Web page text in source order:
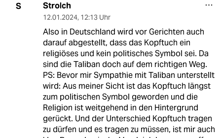
S Strolch
12.01.2024, 12:13 Uhr
Also in Deutschland wird vor Gerichten auch
darauf abgestellt, dass das Kopftuch ein
religiöses und kein politisches Symbol sei. Da
sind die Taliban doch auf dem richtigen Weg.
PS: Bevor mir Sympathie mit Taliban unterstellt
wird: Aus meiner Sicht ist das Kopftuch längst
zum politischen Symbol geworden und die
Religion ist weitgehend in den Hintergrund
gerückt. Und der Unterschied Kopftuch tragen
zu dürfen und es tragen zu müssen, ist mir auch